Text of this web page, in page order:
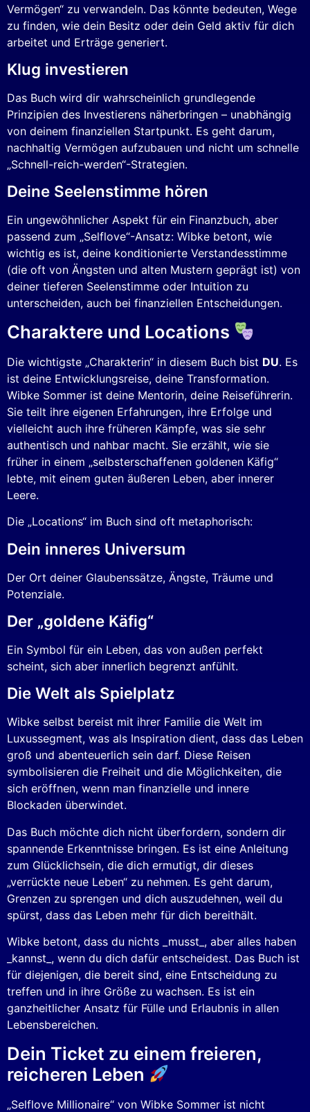
Vermögen“ zu verwandeln. Das könnte bedeuten, Wege
zu finden, wie dein Besitz oder dein Geld aktiv für dich
arbeitet und Erträge generiert.
Klug investieren
Das Buch wird dir wahrscheinlich grundlegende
Prinzipien des Investierens näherbringen – unabhängig
von deinem finanziellen Startpunkt. Es geht darum,
nachhaltig Vermögen aufzubauen und nicht um schnelle
„Schnell-reich-werden“-Strategien.
Deine Seelenstimme hören
Ein ungewöhnlicher Aspekt für ein Finanzbuch, aber
passend zum „Selflove“-Ansatz: Wibke betont, wie
wichtig es ist, deine konditionierte Verstandesstimme
(die oft von Ängsten und alten Mustern geprägt ist) von
deiner tieferen Seelenstimme oder Intuition zu
unterscheiden, auch bei finanziellen Entscheidungen.
Charaktere und Locations
Die wichtigste „Charakterin“ in diesem Buch bist DU. Es
ist deine Entwicklungsreise, deine Transformation.
Wibke Sommer ist deine Mentorin, deine Reiseführerin.
Sie teilt ihre eigenen Erfahrungen, ihre Erfolge und
vielleicht auch ihre früheren Kämpfe, was sie sehr
authentisch und nahbar macht. Sie erzählt, wie sie
früher in einem „selbsterschaffenen goldenen Käfig“
lebte, mit einem guten äußeren Leben, aber innerer
Leere.
Die „Locations“ im Buch sind oft metaphorisch:
Dein inneres Universum
Der Ort deiner Glaubenssätze, Ängste, Träume und
Potenziale.
Der „goldene Käfig“
Ein Symbol für ein Leben, das von außen perfekt
scheint, sich aber innerlich begrenzt anfühlt.
Die Welt als Spielplatz
Wibke selbst bereist mit ihrer Familie die Welt im
Luxussegment, was als Inspiration dient, dass das Leben
groß und abenteuerlich sein darf. Diese Reisen
symbolisieren die Freiheit und die Möglichkeiten, die
sich eröffnen, wenn man finanzielle und innere
Blockaden überwindet.
Das Buch möchte dich nicht überfordern, sondern dir
spannende Erkenntnisse bringen. Es ist eine Anleitung
zum Glücklichsein, die dich ermutigt, dir dieses
„verrückte neue Leben“ zu nehmen. Es geht darum,
Grenzen zu sprengen und dich auszudehnen, weil du
spürst, dass das Leben mehr für dich bereithält.
Wibke betont, dass du nichts _musst_, aber alles haben
_kannst_, wenn du dich dafür entscheidest. Das Buch ist
für diejenigen, die bereit sind, eine Entscheidung zu
treffen und in ihre Größe zu wachsen. Es ist ein
ganzheitlicher Ansatz für Fülle und Erlaubnis in allen
Lebensbereichen.
Dein Ticket zu einem freieren,
reicheren Leben
„Selflove Millionaire“ von Wibke Sommer ist nicht